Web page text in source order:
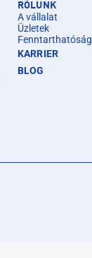
RÓLUNK
A vállalat
Üzletek
Fenntarthatóság
KARRIER
BLOG